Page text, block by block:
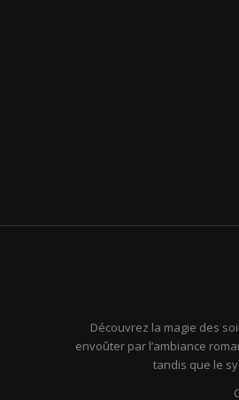
Découvrez la magie des
envoûter par l’ambiance
tandis que le